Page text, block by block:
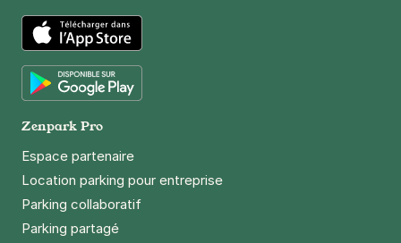
App Store
Zenpark Pro
Espace partenaire
Location parking pour entreprise
Parking collaboratif
Parking partagé